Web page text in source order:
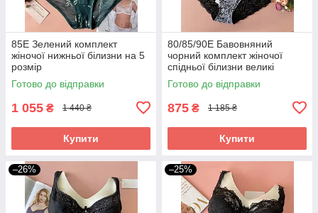
85Е Зелений комплект
жіночої нижньої білизни на 5
розмір
Готово до відправки
1 055 ₴ 1 440 ₴
Купити
80/85/90Е Бавовняний
чорний комплект жіночої
спідньої білизни великі
розміри
Готово до відправки
875 ₴ 1 185 ₴
Купити
–26% –25%